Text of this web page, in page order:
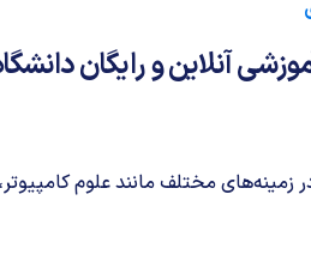
زمینه‌های مختلف مانند علوم